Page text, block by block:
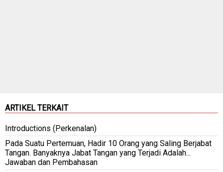
ARTIKEL TERKAIT
Introductions (Perkenalan)
Pada Suatu Pertemuan, Hadir 10 Orang yang Saling Berjabat
Tangan. Banyaknya Jabat Tangan yang Terjadi Adalah...
Jawaban dan Pembahasan